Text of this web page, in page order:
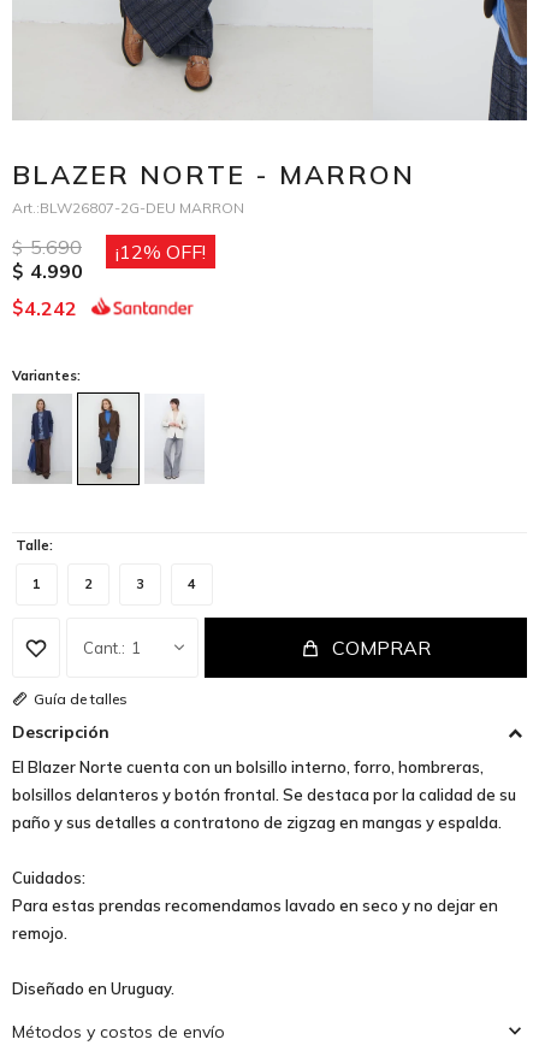
BLAZER NORTE - MARRON
BLW26807-2G-DEU MARRON
$ 5.690
$ 4.990
12
$4.242
Variantes:
Talle:
1 2 3 4
1 COMPRAR
Guía de talles
Descripción
El Blazer Norte cuenta con un bolsillo interno, forro, hombreras,
bolsillos delanteros y botón frontal. Se destaca por la calidad de su
paño y sus detalles a contratono de zigzag en mangas y espalda.
Cuidados:
Para estas prendas recomendamos lavado en seco y no dejar en
remojo.
Diseñado en Uruguay.
Métodos y costos de envío